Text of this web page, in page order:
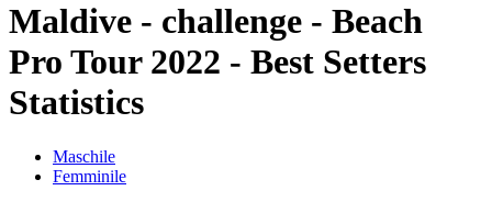
Maldive - challenge - Beach
Pro Tour 2022 - Best Setters
Statistics
Maschile
Femminile